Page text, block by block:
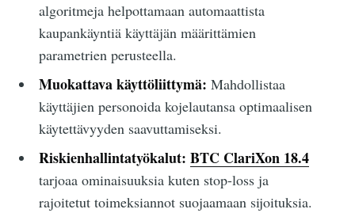
algoritmeja helpottamaan automaattista
kaupankäyntiä käyttäjän määrittämien
parametrien perusteella.
Muokattava käyttöliittymä: Mahdollistaa
käyttäjien personoida kojelautansa optimaalisen
käytettävyyden saavuttamiseksi.
Riskienhallintatyökalut: BTC ClariXon 18.4
tarjoaa ominaisuuksia kuten stop-loss ja
rajoitetut toimeksiannot suojaamaan sijoituksia.